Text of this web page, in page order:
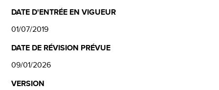
DATE D'ENTRÉE EN VIGUEUR
01/07/2019
DATE DE RÉVISION PRÉVUE
09/01/2026
VERSION